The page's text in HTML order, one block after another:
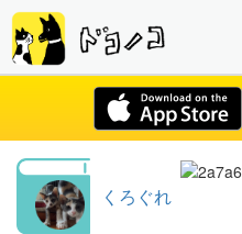
くろぐれ